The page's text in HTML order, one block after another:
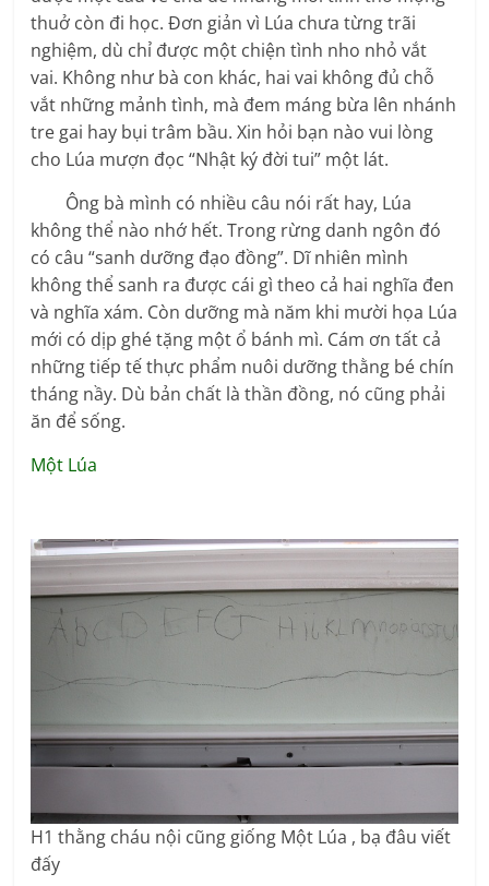
thuở còn đi học. Đơn giản vì Lúa chưa từng trãi
nghiệm, dù chỉ được một chiện tình nho nhỏ vắt
vai. Không như bà con khác, hai vai không đủ chỗ
vắt những mảnh tình, mà đem máng bừa lên nhánh
tre gai hay bụi trâm bầu. Xin hỏi bạn nào vui lòng
cho Lúa mượn đọc “Nhật ký đời tui” một lát.
Ông bà mình có nhiều câu nói rất hay, Lúa
không thể nào nhớ hết. Trong rừng danh ngôn đó
có câu “sanh dưỡng đạo đồng”. Dĩ nhiên mình
không thể sanh ra được cái gì theo cả hai nghĩa đen
và nghĩa xám. Còn dưỡng mà năm khi mười họa Lúa
mới có dịp ghé tặng một ổ bánh mì. Cám ơn tất cả
những tiếp tế thực phẩm nuôi dưỡng thằng bé chín
tháng nầy. Dù bản chất là thần đồng, nó cũng phải
ăn để sống.
Một Lúa
H1 thằng cháu nội cũng giống Một Lúa , bạ đâu viết
đấy